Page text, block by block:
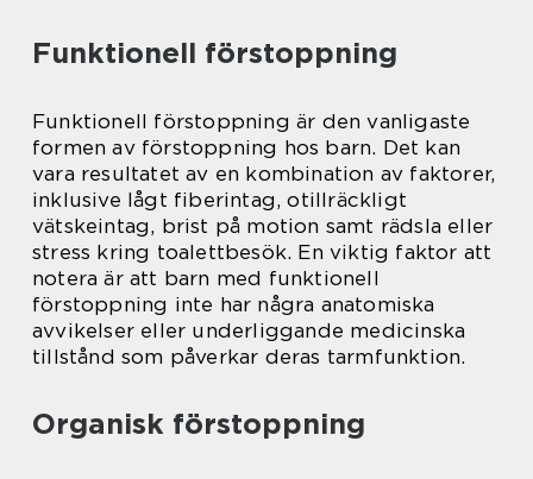
Funktionell förstoppning
Funktionell förstoppning är den vanligaste
formen av förstoppning hos barn. Det kan
vara resultatet av en kombination av faktorer,
inklusive lågt fiberintag, otillräckligt
vätskeintag, brist på motion samt rädsla eller
stress kring toalettbesök. En viktig faktor att
notera är att barn med funktionell
förstoppning inte har några anatomiska
avvikelser eller underliggande medicinska
tillstånd som påverkar deras tarmfunktion.
Organisk förstoppning